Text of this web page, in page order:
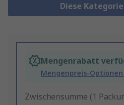
Diese
Mengenrabatt
Mengenpreis-
Zwischensumme (1